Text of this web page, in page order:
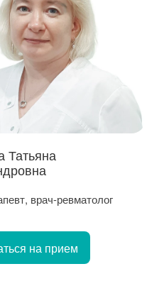
Татьяна
врач-ревматолог
на прием